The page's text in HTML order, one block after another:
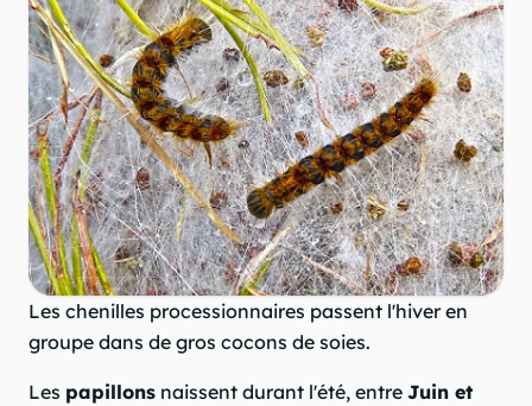
Les chenilles processionnaires passent l'hiver en
groupe dans de gros cocons de soies.
Les papillons naissent durant l'été, entre Juin et